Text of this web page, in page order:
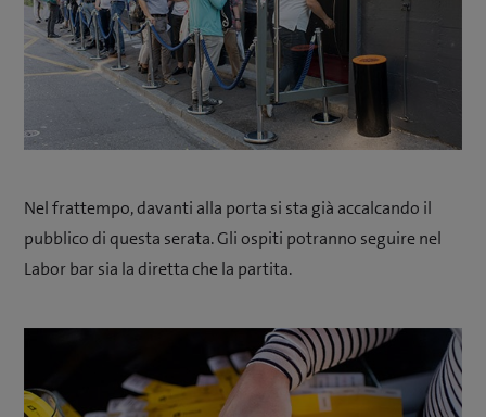
Nel frattempo, davanti alla porta si sta già accalcando il
pubblico di questa serata. Gli ospiti potranno seguire nel
Labor bar sia la diretta che la partita.